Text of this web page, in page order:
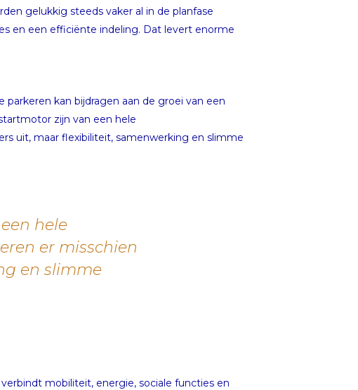
gelukkig steeds vaker al in de planfase
en een efficiënte indeling. Dat levert enorme
parkeren kan bijdragen aan de groei van een
zijn van een hele
uit, maar flexibiliteit, samenwerking en slimme
hele
er misschien
en slimme
mobiliteit, energie, sociale functies en